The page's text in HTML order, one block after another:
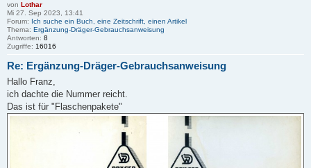
von Lothar
Mi 27. Sep 2023, 13:41
Forum: Ich suche ein Buch, eine Zeitschrift, einen Artikel
Thema: Ergänzung-Dräger-Gebrauchsanweisung
Antworten: 8
Zugriffe: 16016
Re: Ergänzung-Dräger-Gebrauchsanweisung
Hallo Franz,
ich dachte die Nummer reicht.
Das ist für "Flaschenpakete"